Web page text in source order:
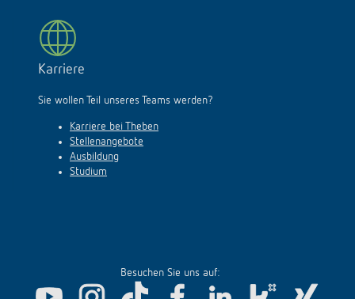
Karriere
Sie wollen Teil unseres Teams werden?
Karriere bei Theben
Stellenangebote
Ausbildung
Studium
Besuchen Sie uns auf: